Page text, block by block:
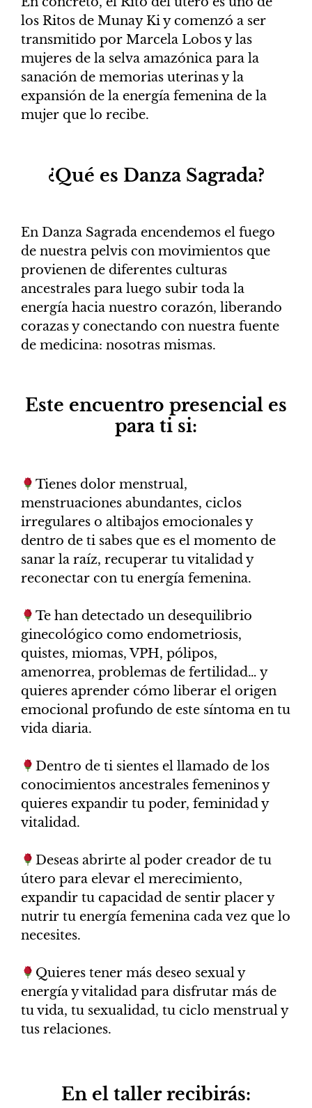
los Ritos de Munay Ki y comenzó a ser
transmitido por Marcela Lobos y las
mujeres de la selva amazónica para la
sanación de memorias uterinas y la
expansión de la energía femenina de la
mujer que lo recibe.
¿Qué es Danza Sagrada?
En Danza Sagrada encendemos el fuego
de nuestra pelvis con movimientos que
provienen de diferentes culturas
ancestrales para luego subir toda la
energía hacia nuestro corazón, liberando
corazas y conectando con nuestra fuente
de medicina: nosotras mismas.
Este encuentro presencial es
para ti si:
​Tienes dolor menstrual,
menstruaciones abundantes, ciclos
irregulares o altibajos emocionales y
dentro de ti sabes que es el momento de
sanar la raíz, recuperar tu vitalidad y
reconectar con tu energía femenina.
​Te han detectado un desequilibrio
ginecológico como endometriosis,
quistes, miomas, VPH, pólipos,
amenorrea, problemas de fertilidad… y
quieres aprender cómo liberar el origen
emocional profundo de este síntoma en tu
vida diaria.
​Dentro de ti sientes el llamado de los
conocimientos ancestrales femeninos y
quieres expandir tu poder, feminidad y
vitalidad.
​Deseas abrirte al poder creador de tu
útero para elevar el merecimiento,
expandir tu capacidad de sentir placer y
nutrir tu energía femenina cada vez que lo
necesites.
​Quieres tener más deseo sexual y
energía y vitalidad para disfrutar más de
tu vida, tu sexualidad, tu ciclo menstrual y
tus relaciones.
En el taller recibirás: